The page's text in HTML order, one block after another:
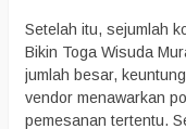
Setelah itu, sejumlah
Bikin Toga Wisuda
jumlah besar,
vendor menawarkan
pemesanan tertentu.